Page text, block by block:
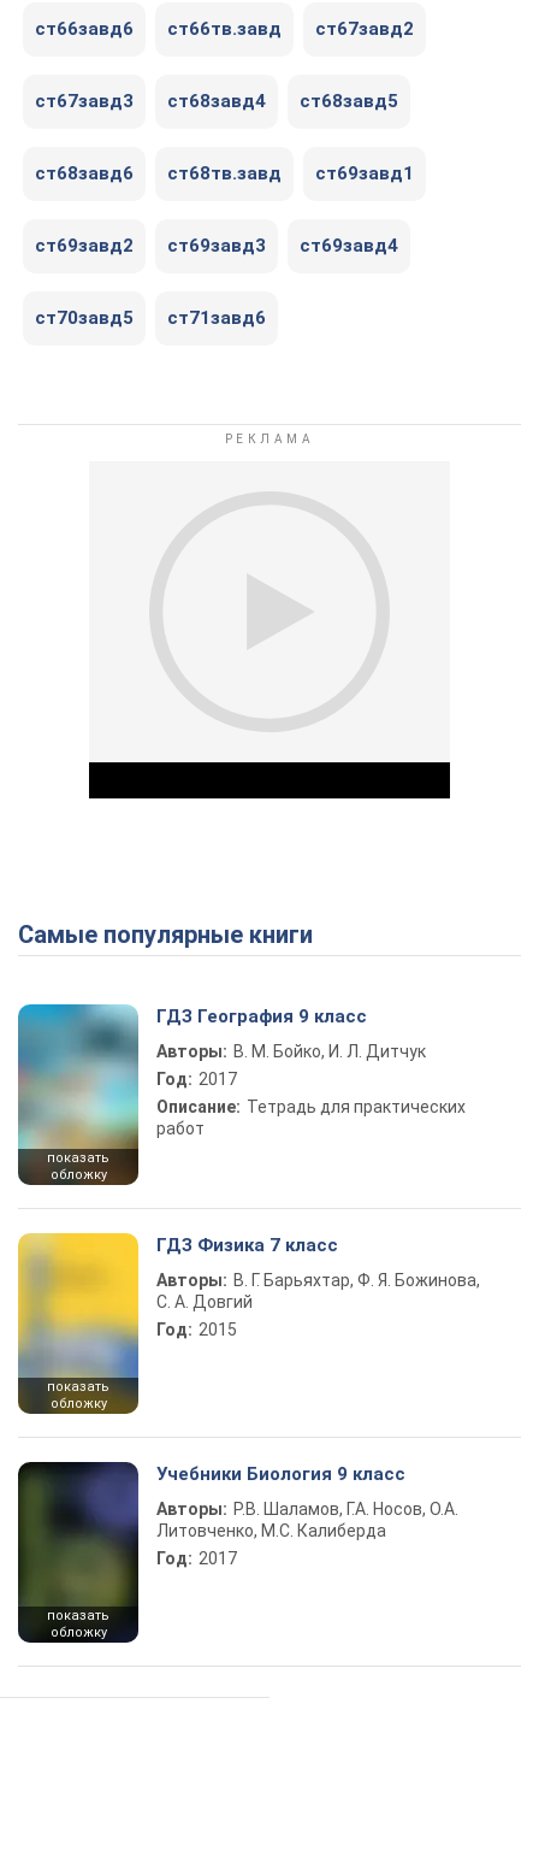
ст66завд6 ст66тв.завд ст67завд2
ст67завд3 ст68завд4 ст68завд5
ст68завд6 ст68тв.завд ст69завд1
ст69завд2 ст69завд3 ст69завд4
ст70завд5 ст71завд6
Play Video
Самые популярные книги
показать
обложку
ГДЗ География 9 класс
Авторы: В. М. Бойко, И. Л. Дитчук
Год: 2017
Описание: Тетрадь для практических
работ
показать
обложку
ГДЗ Физика 7 класс
Авторы: В. Г. Барьяхтар, Ф. Я. Божинова,
С. А. Довгий
Год: 2015
показать
обложку
Учебники Биология 9 класс
Авторы: Р.В. Шаламов, Г.А. Носов, О.А.
Литовченко, М.С. Калиберда
Год: 2017